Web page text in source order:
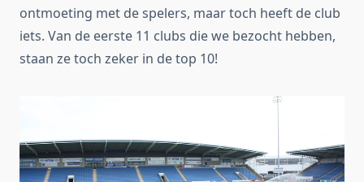
ontmoeting met de spelers, maar toch heeft de club
iets. Van de eerste 11 clubs die we bezocht hebben,
staan ze toch zeker in de top 10!